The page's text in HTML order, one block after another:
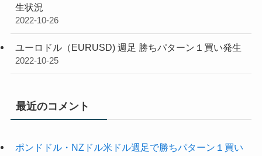
生状況
2022-10-26
ユーロドル（EURUSD) 週足 勝ちパターン１買い発生
2022-10-25
最近のコメント
ポンドドル・NZドル米ドル週足で勝ちパターン１買い